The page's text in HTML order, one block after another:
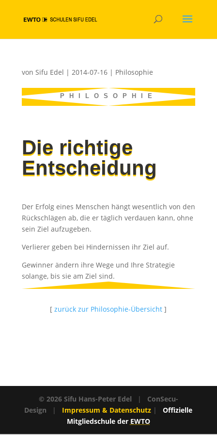
von Sifu Edel | 2014-07-16| Philosophie
PHILOSOPHIE
Die richtige
Entscheidung
Der Erfolg eines Menschen hängt wesentlich von den
Rückschlägen ab, die er täglich verdauen kann, ohne
sein Ziel aufzugeben.
Verlierer geben bei Hindernissen ihr Ziel auf.
Gewinner ändern ihre Wege und Ihre Strategie
solange, bis sie am Ziel sind.
[zurück zur Philosophie-Übersicht ]
© 2026 Sifu Hans-Peter Edel | ConSecu-
Design | Impressum & Datenschutz |Offizielle
Mitgliedschule der EWTO